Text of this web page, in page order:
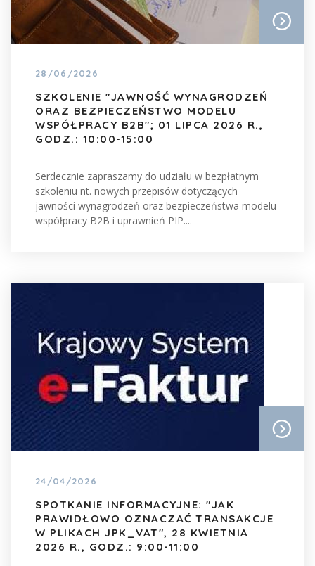
28/06/2026
SZKOLENIE "JAWNOŚĆ WYNAGRODZEŃ
ORAZ BEZPIECZEŃSTWO MODELU
WSPÓŁPRACY B2B"; 01 LIPCA 2026 R.,
GODZ.: 10:00-15:00
Serdecznie zapraszamy do udziału w bezpłatnym
szkoleniu nt. nowych przepisów dotyczących
jawności wynagrodzeń oraz bezpieczeństwa modelu
współpracy B2B i uprawnień PIP....
24/04/2026
SPOTKANIE INFORMACYJNE: "JAK
PRAWIDŁOWO OZNACZAĆ TRANSAKCJE
W PLIKACH JPK_VAT", 28 KWIETNIA
2026 R., GODZ.: 9:00-11:00